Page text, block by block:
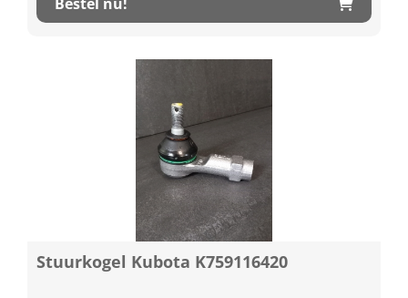
Stuurkogel Kubota K759116420